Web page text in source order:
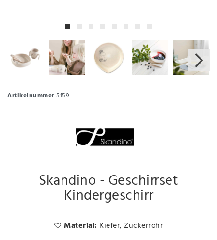
Artikelnummer5159
Skandino - Geschirrset
Kindergeschirr
Material: Kiefer, Zuckerrohr